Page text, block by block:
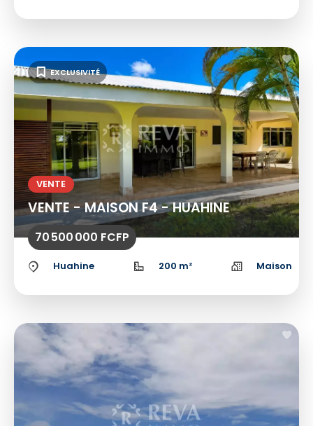
VENTE
VENTE - MAISON F4 - HUAHINE
70 500 000 FCFP
Huahine 200 m² Maison
EXCLUSIVITÉ